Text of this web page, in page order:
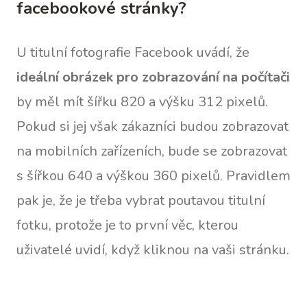
facebookové stránky?
U titulní fotografie Facebook uvádí, že
ideální obrázek pro zobrazování na počítači
by měl mít šířku 820 a výšku 312 pixelů.
Pokud si jej však zákazníci budou zobrazovat
na mobilních zařízeních, bude se zobrazovat
s šířkou 640 a výškou 360 pixelů. Pravidlem
pak je, že je třeba vybrat poutavou titulní
fotku, protože je to první věc, kterou
uživatelé uvidí, když kliknou na vaši stránku.